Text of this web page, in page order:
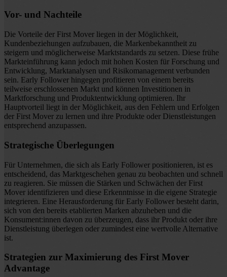
Vor- und Nachteile
Die Vorteile der First Mover liegen in der Möglichkeit,
Kundenbeziehungen aufzubauen, die Markenbekanntheit zu
steigern und möglicherweise Marktstandards zu setzen. Diese frühe
Markteinführung kann jedoch mit hohen Kosten für Forschung und
Entwicklung, Marktanalysen und Risikomanagement verbunden
sein. Early Follower hingegen profitieren von einem bereits
teilweise erschlossenen Markt und können Investitionen in
Marktforschung und Produktentwicklung optimieren. Ihr
Hauptvorteil liegt in der Möglichkeit, aus den Fehlern und Erfolgen
der First Mover zu lernen und ihre Produkte oder Dienstleistungen
entsprechend anzupassen.
Strategische Überlegungen
Für Unternehmen, die sich als Early Follower positionieren, ist es
entscheidend, das Marktgeschehen genau zu beobachten und schnell
zu reagieren. Sie müssen die Stärken und Schwächen der First
Mover identifizieren und diese Erkenntnisse in die eigene Strategie
integrieren. Eine Herausforderung für Early Follower besteht darin,
sich von den bereits etablierten Marken abzuheben und die
Konsument:innen davon zu überzeugen, dass ihr Produkt oder ihre
Dienstleistung überlegen oder zumindest eine wertvolle Alternative
ist.
Strategien zur Maximierung des First Mover
Advantage